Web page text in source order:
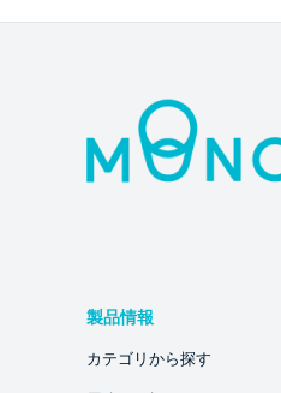
製品情報
カテゴリから探す